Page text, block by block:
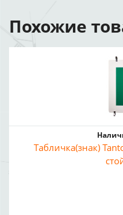
Похожие
Табличка(знак)